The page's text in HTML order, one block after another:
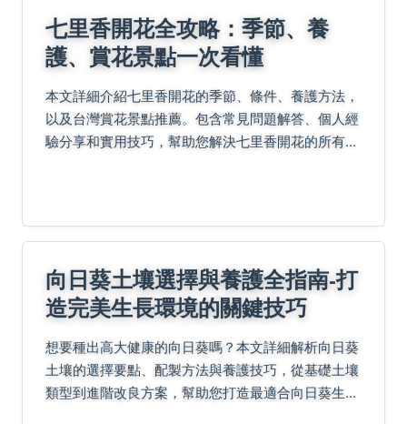
七里香開花全攻略：季節、養
護、賞花景點一次看懂
本文詳細介紹七里香開花的季節、條件、養護方法，
以及台灣賞花景點推薦。包含常見問題解答、個人經
驗分享和實用技巧，幫助您解決七里香開花的所有疑
向日葵土壤選擇與養護全指南-打
造完美生長環境的關鍵技巧
想要種出高大健康的向日葵嗎？本文詳細解析向日葵
土壤的選擇要點、配製方法與養護技巧，從基礎土壤
類型到進階改良方案，幫助您打造最適合向日葵生長